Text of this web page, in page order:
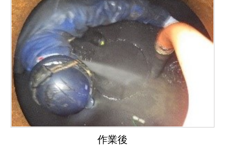
作業後